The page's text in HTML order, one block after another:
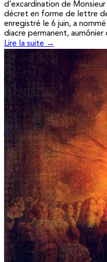
d’excardination de
décret en forme de lettre
enregistré le 6 juin, a
diacre permanent, aumônier
Lire la suite →